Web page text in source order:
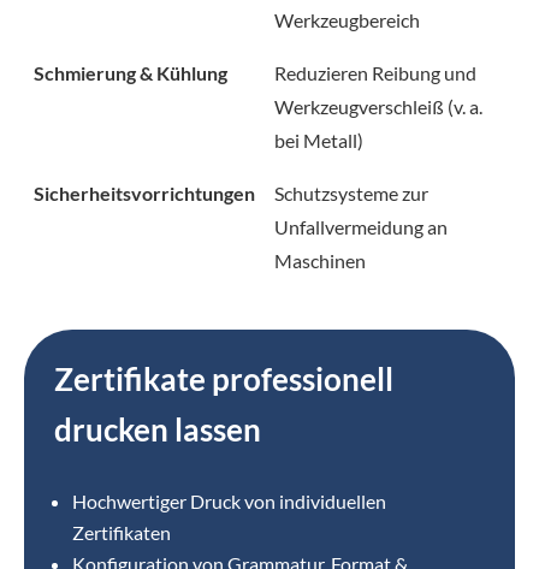
Werkzeugbereich
Schmierung & Kühlung
Reduzieren Reibung und
Werkzeugverschleiß (v. a.
bei Metall)
Sicherheitsvorrichtungen
Schutzsysteme zur
Unfallvermeidung an
Maschinen
Zertifikate professionell
drucken lassen
Hochwertiger Druck von individuellen
Zertifikaten
Konfiguration von Grammatur, Format &